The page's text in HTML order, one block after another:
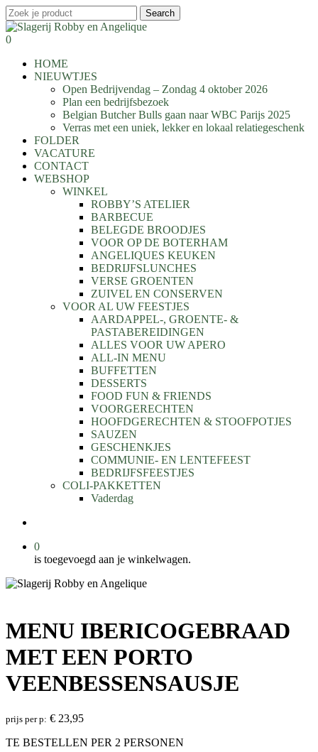
Skip
to
main
Search
Close
Search
search
0
HOME
NIEUWTJES
Open Bedrijvendag – Zondag 4 oktober 2026
Plan een bedrijfsbezoek
Belgian Butcher Bulls gaan naar WBC Parijs 2025
Verras met een uniek, lekker en lokaal relatiegeschenk
FOLDER
VACATURE
CONTACT
WEBSHOP
WINKEL
ROBBY’S ATELIER
BARBECUE
BELEGDE BROODJES
VOOR OP DE BOTERHAM
ANGELIQUES KEUKEN
BEDRIJFSLUNCHES
VERSE GROENTEN
ZUIVEL EN CONSERVEN
VOOR AL UW FEESTJES
AARDAPPEL-, GROENTE- &
PASTABEREIDINGEN
ALLES VOOR UW APERO
ALL-IN MENU
BUFFETTEN
DESSERTS
FOOD FUN & FRIENDS
VOORGERECHTEN
HOOFDGERECHTEN & STOOFPOTJES
SAUZEN
GESCHENKJES
COMMUNIE- EN LENTEFEEST
BEDRIJFSFEESTJES
COLI-PAKKETTEN
Vaderdag
0
is toegevoegd aan je winkelwagen.
MENU IBERICOGEBRAAD
MET EEN PORTO
VEENBESSENSAUSJE
prijs per p: € 23,95
TE BESTELLEN PER 2 PERSONEN